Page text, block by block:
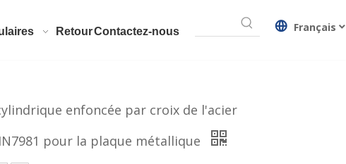
RetourContactez-nous Français
enfoncée par croix de l'acier
pour la plaque métallique